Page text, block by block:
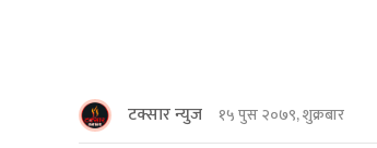
टक्सार न्युज १५ पुस २०७९, शुक्रबार